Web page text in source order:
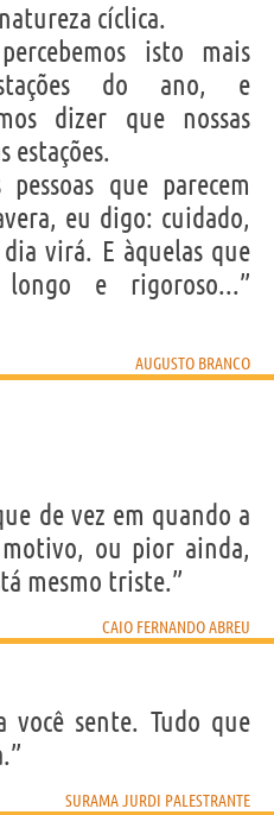
cíclica.
isto mais
do ano, e
dizer que nossas
estações.
que parecem
eu digo: cuidado,
virá. E àquelas que
e rigoroso...”
AUGUSTO BRANCO
de vez em quando a
ou pior ainda,
mesmo triste.”
CAIO FERNANDO ABREU
você sente. Tudo que
SURAMA JURDI PALESTRANTE